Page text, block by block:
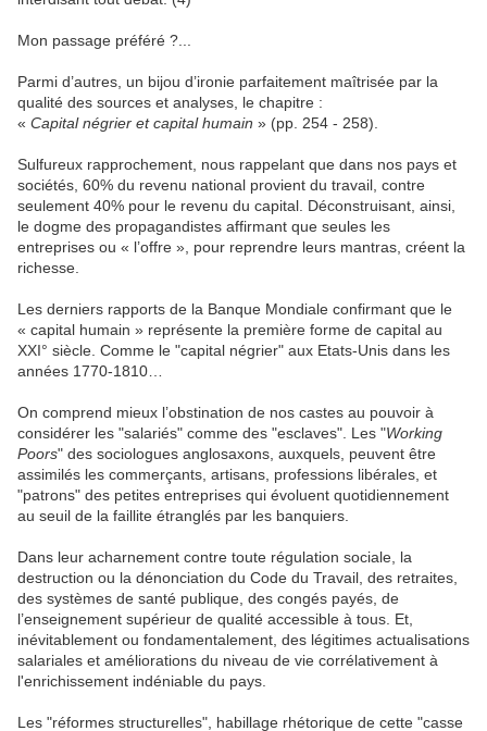
Mon passage préféré ?...
Parmi d’autres, un bijou d’ironie parfaitement maîtrisée par la
qualité des sources et analyses, le chapitre :
« Capital négrier et capital humain » (pp. 254 - 258).
Sulfureux rapprochement, nous rappelant que dans nos pays et
sociétés, 60% du revenu national provient du travail, contre
seulement 40% pour le revenu du capital. Déconstruisant, ainsi,
le dogme des propagandistes affirmant que seules les
entreprises ou « l’offre », pour reprendre leurs mantras, créent la
richesse.
Les derniers rapports de la Banque Mondiale confirmant que le
« capital humain » représente la première forme de capital au
XXI° siècle. Comme le "capital négrier" aux Etats-Unis dans les
années 1770-1810…
On comprend mieux l’obstination de nos castes au pouvoir à
considérer les "salariés" comme des "esclaves". Les "Working
Poors" des sociologues anglosaxons, auxquels, peuvent être
assimilés les commerçants, artisans, professions libérales, et
"patrons" des petites entreprises qui évoluent quotidiennement
au seuil de la faillite étranglés par les banquiers.
Dans leur acharnement contre toute régulation sociale, la
destruction ou la dénonciation du Code du Travail, des retraites,
des systèmes de santé publique, des congés payés, de
l’enseignement supérieur de qualité accessible à tous. Et,
inévitablement ou fondamentalement, des légitimes actualisations
salariales et améliorations du niveau de vie corrélativement à
l'enrichissement indéniable du pays.
Les "réformes structurelles", habillage rhétorique de cette "casse